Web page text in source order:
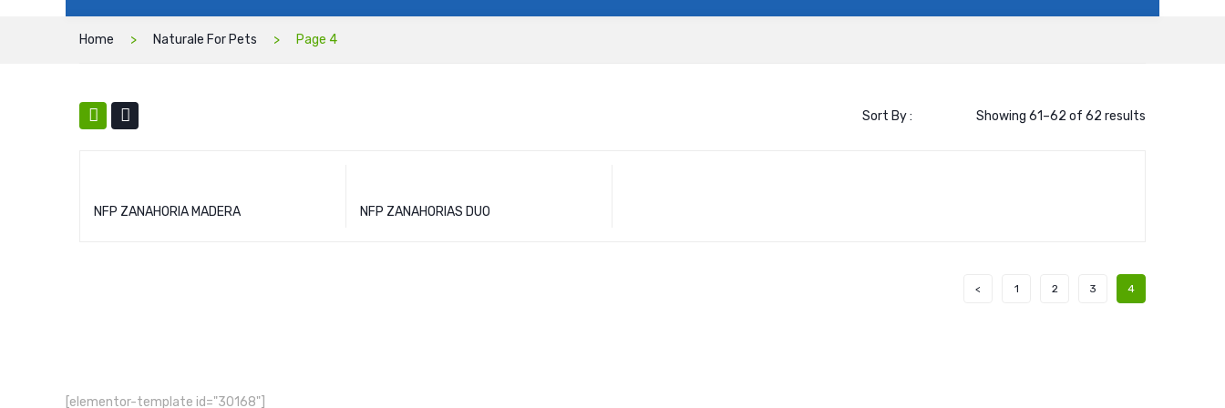
Home Naturale For Pets Page 4
Showing 61–62 of 62 results
Sort By :
NFP ZANAHORIA MADERA NFP ZANAHORIAS DUO
1 2 3 4
[elementor-template id="30168"]